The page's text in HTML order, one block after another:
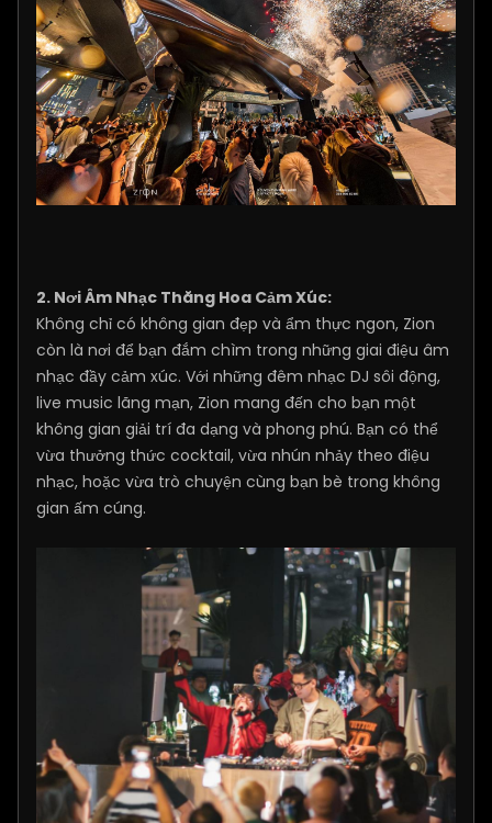
2. Nơi Âm Nhạc Thăng Hoa Cảm Xúc:
Không chỉ có không gian đẹp và ẩm thực ngon, Zion
còn là nơi để bạn đắm chìm trong những giai điệu âm
nhạc đầy cảm xúc. Với những đêm nhạc DJ sôi động,
live music lãng mạn, Zion mang đến cho bạn một
không gian giải trí đa dạng và phong phú. Bạn có thể
vừa thưởng thức cocktail, vừa nhún nhảy theo điệu
nhạc, hoặc vừa trò chuyện cùng bạn bè trong không
gian ấm cúng.